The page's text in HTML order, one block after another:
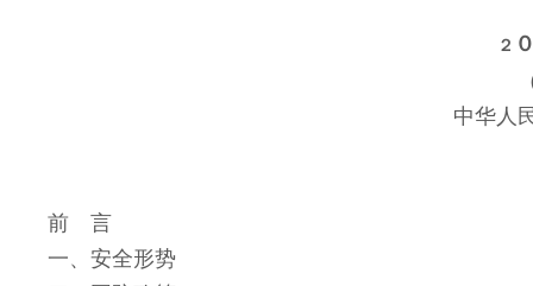
２
（
中华人
前 言
一、安全形势